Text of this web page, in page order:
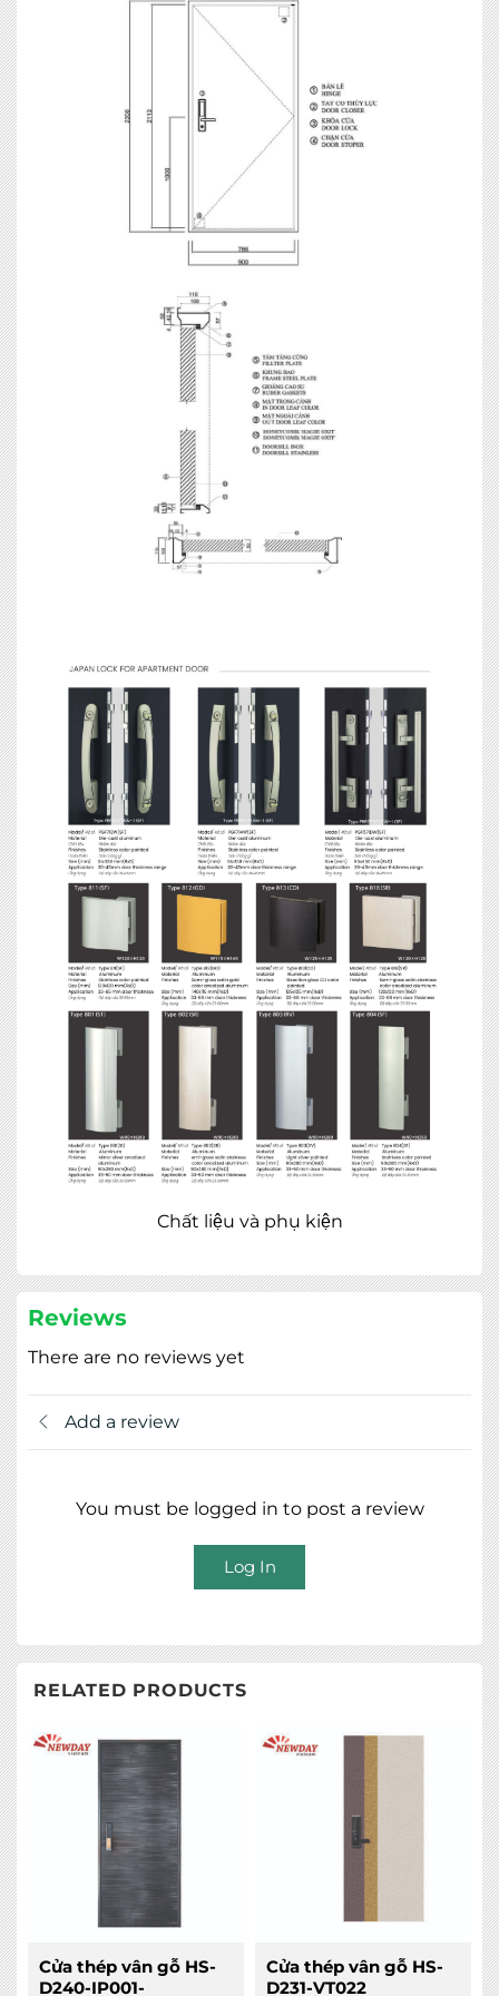
MIỄN PHÍ THIẾT KẾ 3D, ĐO ĐẠC
ĐĂNG KÝ NGAY
Chất liệu và phụ kiện
Reviews
There are no reviews yet
Add a review
You must be logged in to post a review
Log In
RELATED PRODUCTS
Cửa thép vân gỗ HS-
D240-IP001-
Cửa thép vân gỗ HS-
D231-VT022